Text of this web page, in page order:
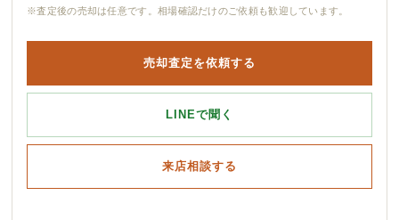
※査定後の売却は任意です。相場確認だけのご依頼も歓迎しています。
売却査定を依頼する
LINEで聞く
来店相談する